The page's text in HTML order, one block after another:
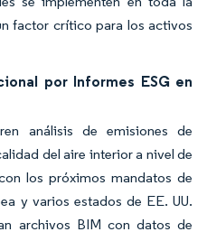
factor crítico para los activos
por Informes ESG en
análisis de emisiones de
del aire interior a nivel de
los próximos mandatos de
y varios estados de EE. UU.
archivos BIM con datos de